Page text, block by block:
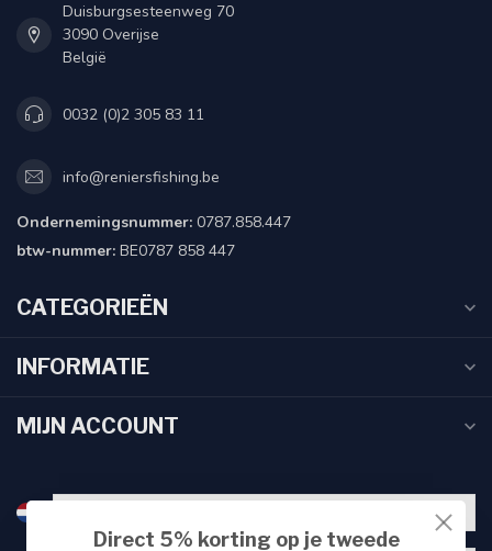
Duisburgsesteenweg 70
3090 Overijse
België
0032 (0)2 305 83 11
info@reniersfishing.be
Ondernemingsnummer: 0787.858.447
btw-nummer: BE0787 858 447
CATEGORIEËN
INFORMATIE
MIJN ACCOUNT
Direct 5% korting op je tweede